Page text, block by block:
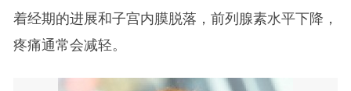
着经期的进展和子宫内膜脱落，前列腺素水平下降，
疼痛通常会减轻。